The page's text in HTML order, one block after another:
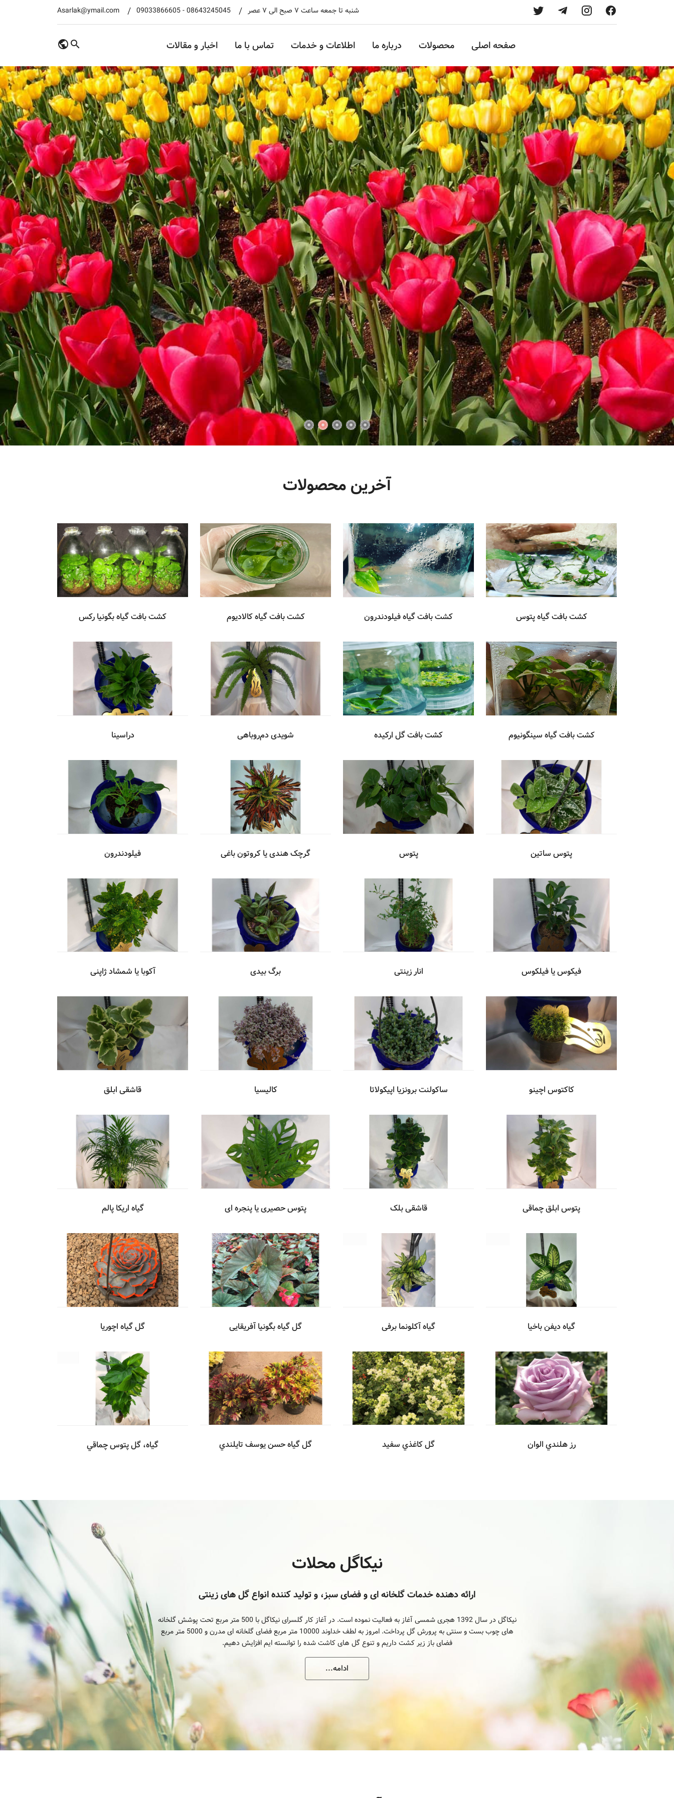
شنبه تا جمعه ساعت ۷ صبح الی ۷ عصر 08643245045
-
09033866605
Asarlak@ymail.com
صفحه اصلی محصولات درباره ما اطلاعات و خدمات تماس با ما اخبار و مقالات
آخرین محصولات
کشت بافت گیاه پتوس کشت بافت گیاه فیلودندرون کشت بافت گیاه کالادیوم کشت بافت گیاه بگونیا رکس
کشت بافت گیاه سینگونیوم کشت بافت گل ارکیده شویدی دم‌روباهی دراسینا
پتوس ساتین پتوس گرچک هندی یا کروتون باغی فیلودندرون
فیکوس یا فیلکوس انار زینتی برگ بیدی آکوبا یا شمشاد ژاپنی
کاکتوس اچینو ساکولنت برونزیا اپیکولاتا کالیسیا قاشقی ابلق
پتوس ابلق چماقی قاشقی بلک پتوس حصیری یا پنجره ای گیاه اریکا پالم
گیاه دیفن باخیا گیاه آکلونما برفی گل گیاه بگونیا آفریقایی گل گیاه اچوریا
رز هلندي الوان گل كاغذي سفيد گل گیاه حسن يوسف تايلندي گیاه، گل پتوس چماقي
نیکاگل محلات
ارائه دهنده خدمات گلخانه ای و فضای سبز، و تولید کننده انواع گل های زینتی
نیکاگل در سال 1392 هجری شمسی آغاز به فعالیت نموده است. در آغاز کار گلسرای نیکاگل با 500 متر مربع تحت پوشش گلخانه
های چوب بست و سنتی به پرورش گل پرداخت. امروز به لطف خداوند 10000 متر مربع فضای گلخانه ای مدرن و 5000 متر مربع
فضای باز زیر کشت داریم و تنوع گل های کاشت شده را توانسته ایم افزایش دهیم.
ادامه...